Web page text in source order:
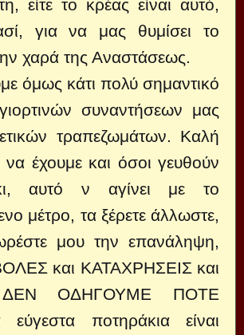
είτε το κρέας είναι αυτό,
για να μας θυμίσει το
χαρά της Αναστάσεως.
όμως κάτι πολύ σημαντικό
συναντήσεων μας
τραπεζωμάτων. Καλή
να έχουμε και όσοι γευθούν
αυτό ν αγίνει με το
μέτρο, τα ξέρετε άλλωστε,
μου την επανάληψη,
και ΚΑΤΑΧΡΗΣΕΙΣ και
ΔΕΝ ΟΔΗΓΟΥΜΕ ΠΟΤΕ
ποτηράκια είναι